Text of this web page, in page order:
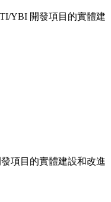
YBI 開發項目的實體建
項目的實體建設和改進